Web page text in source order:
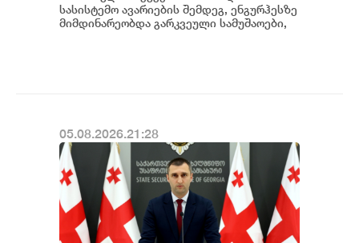
სახელმწიფო ელექტროსისტემა
სასისტემო ავარიების შემდეგ, ენგურჰესზე
მიმდინარეობდა გარკვეული სამუშაოები,
05.08.2026.21:28